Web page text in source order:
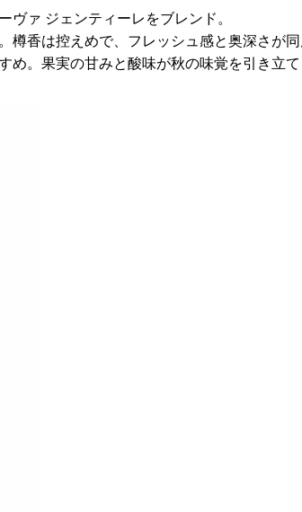
ァ ジェンティーレをブレンド。
香は控えめで、フレッシュ感と奥深さが同
。果実の甘みと酸味が秋の味覚を引き立て